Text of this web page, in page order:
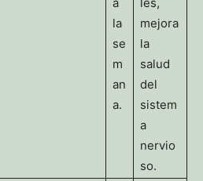
la
se
m
an
a.
mejora
la
salud
del
sistem
a
nervio
so.